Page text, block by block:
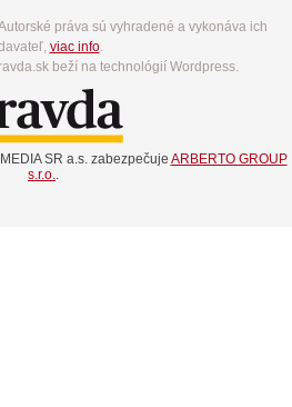
práva sú vyhradené a vykonáva ich
viac info.
beží na technológií Wordpress.
SR a.s. zabezpečuje ARBERTO GROUP
s.r.o..